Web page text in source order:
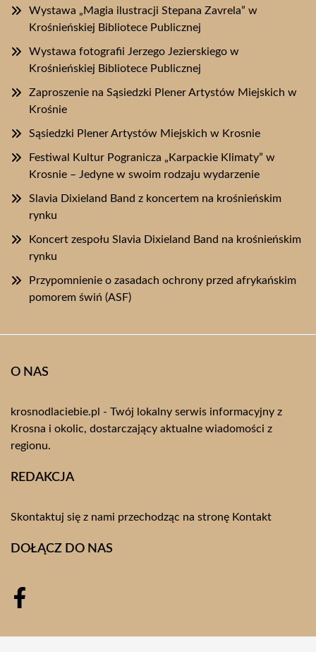
Wystawa „Magia ilustracji Stepana Zavrela” w
Krośnieńskiej Bibliotece Publicznej
Wystawa fotografii Jerzego Jezierskiego w
Krośnieńskiej Bibliotece Publicznej
Zaproszenie na Sąsiedzki Plener Artystów Miejskich w
Krośnie
Sąsiedzki Plener Artystów Miejskich w Krosnie
Festiwal Kultur Pogranicza „Karpackie Klimaty” w
Krosnie – Jedyne w swoim rodzaju wydarzenie
Slavia Dixieland Band z koncertem na krośnieńskim
rynku
Koncert zespołu Slavia Dixieland Band na krośnieńskim
rynku
Przypomnienie o zasadach ochrony przed afrykańskim
pomorem świń (ASF)
O NAS
krosnodlaciebie.pl - Twój lokalny serwis informacyjny z
Krosna i okolic, dostarczający aktualne wiadomości z
regionu.
REDAKCJA
Skontaktuj się z nami przechodząc na stronę Kontakt
DOŁĄCZ DO NAS